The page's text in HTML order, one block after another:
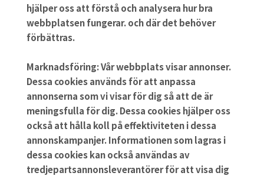
hjälper oss att förstå och analysera hur bra
webbplatsen fungerar. och där det behöver
förbättras.
Marknadsföring:Vår webbplats visar annonser.
Dessa cookies används för att anpassa
annonserna som vi visar för dig så att de är
meningsfulla för dig. Dessa cookies hjälper oss
också att hålla koll på effektiviteten i dessa
annonskampanjer. Informationen som lagras i
dessa cookies kan också användas av
tredjepartsannonsleverantörer för att visa dig